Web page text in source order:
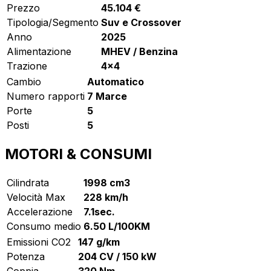
Prezzo
45.104 €
Tipologia/Segmento Suv e Crossover
Anno
2025
Alimentazione
MHEV / Benzina
Trazione
4x4
Cambio
Automatico
Numero rapporti 7 Marce
Porte
5
Posti
5
MOTORI & CONSUMI
Cilindrata
1998 cm3
Velocità Max
228 km/h
Accelerazione
7.1sec.
Consumo medio 6.50 L/100KM
Emissioni CO2
147 g/km
Potenza
204 CV / 150 kW